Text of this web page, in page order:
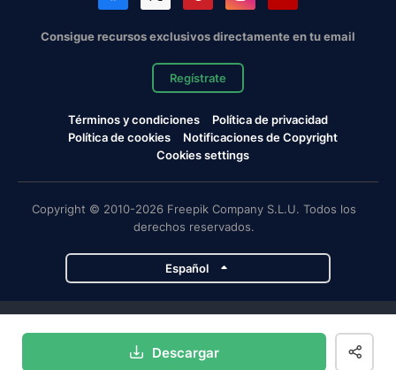
Descargar
Consigue recursos exclusivos directamente en tu email
Regístrate
Términos y condiciones
Política de privacidad
Política de cookies
Notificaciones de Copyright
Cookies settings
Copyright © 2010-2026 Freepik Company S.L.U. Todos los
derechos reservados.
Español
Magnific Flaticon